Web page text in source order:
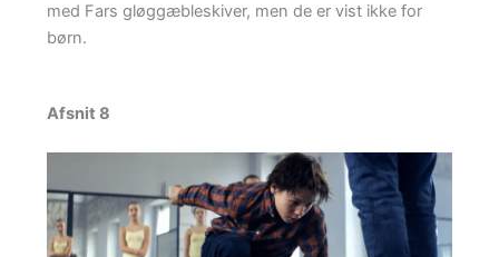
med Fars gløggæbleskiver, men de er vist ikke for
børn.
Afsnit 8